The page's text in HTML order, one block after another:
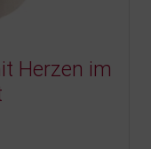
Herzen im